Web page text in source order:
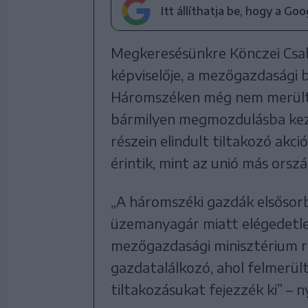
Itt állíthatja be, hogy a
Megkeresésünkre Könczei
képviselője, a
Háromszéken még nem
bármilyen megmozdulásba
részein elindult tiltakozó
érintik, mint az unió más
„A háromszéki gazdák
üzemanyagár miatt
mezőgazdasági minisztérium
gazdatalálkozó, ahol
tiltakozásukat fejezzék ki” –